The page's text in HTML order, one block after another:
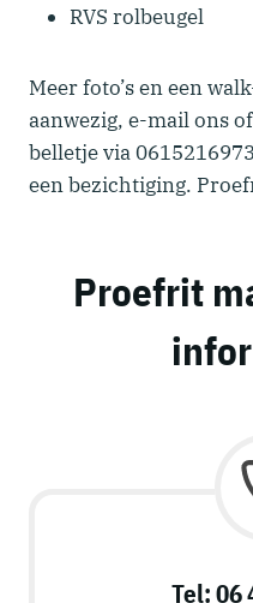
RVS rolbeugel
Meer foto’s en een
aanwezig, e-mail ons
belletje via
een bezichtiging.
Proefrit
Tel: 06